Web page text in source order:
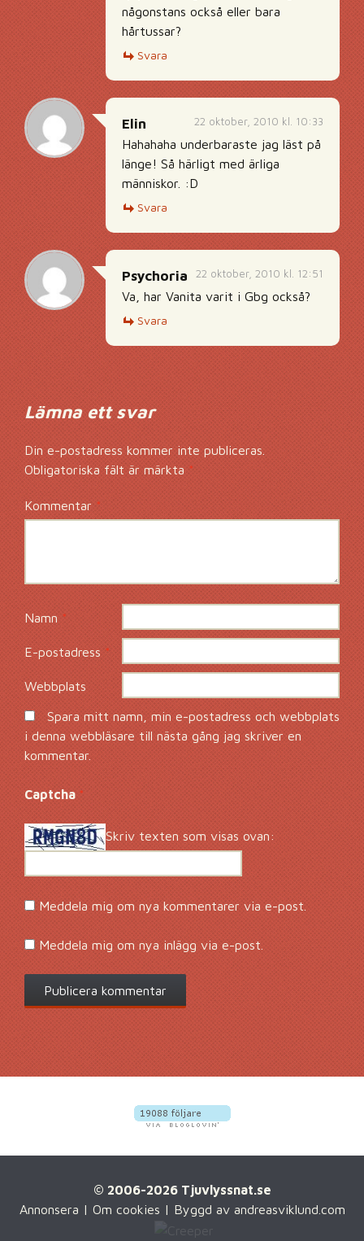
någonstans också eller bara
hårtussar?
Svara
22 oktober, 2010 kl. 10:33
Elin
Hahahaha underbaraste jag läst på
länge! Så härligt med ärliga
människor. :D
Svara
22 oktober, 2010 kl. 12:51
Psychoria
Va, har Vanita varit i Gbg också?
Svara
Lämna ett svar
Din e-postadress kommer inte publiceras.
Obligatoriska fält är märkta*
Kommentar*
Namn *
E-postadress*
Webbplats
Spara mitt namn, min e-postadress och webbplats
i denna webbläsare till nästa gång jag skriver en
kommentar.
Captcha*
Skriv texten som visas ovan:
Meddela mig om nya kommentarer via e-post.
Meddela mig om nya inlägg via e-post.
© 2006-2026 Tjuvlyssnat.se
Annonsera | Om cookies | Byggd av andreasviklund.com